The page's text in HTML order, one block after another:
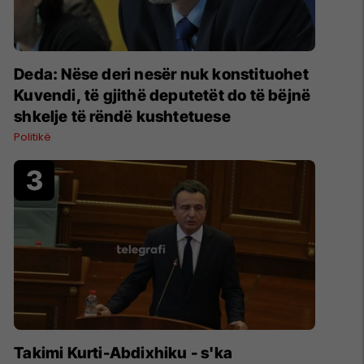
Deda: Nëse deri nesër nuk konstituohet
Kuvendi, të gjithë deputetët do të bëjnë
shkelje të rëndë kushtetuese
Politikë
Takimi Kurti-Abdixhiku - s'ka